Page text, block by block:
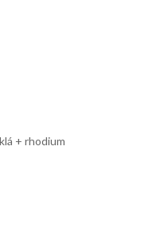
+ rhodium